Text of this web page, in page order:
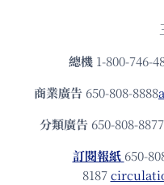
總機 1-800-746-
商業廣告 650-808-8888
分類廣告 650-808-8877
訂閱報紙 650-
8187